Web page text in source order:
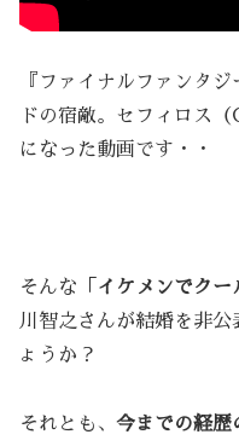
『ファイナルファンタ
ドの宿敵。セフィロス
になった動画です・・
そんな「 イケメンでクー
川智之さんが結婚を非
ょうか？
それとも、 今までの経歴